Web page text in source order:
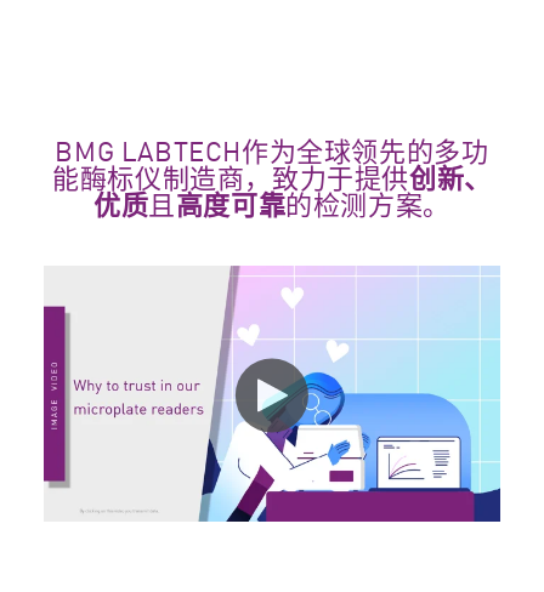
关于我们
BMG LABTECH作为全球领先的多功
能酶标仪制造商，致力于提供创新、
优质且高度可靠的检测方案。